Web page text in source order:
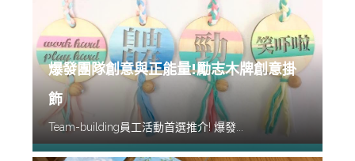
爆發團隊創意與正能量!勵志木牌創意掛
飾
Team-building員工活動首選推介! 爆發...